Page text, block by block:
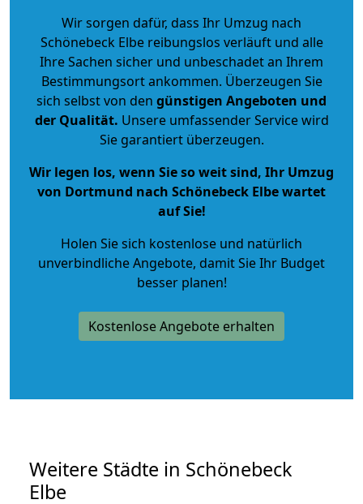
Wir sorgen dafür, dass Ihr Umzug nach
Schönebeck Elbe reibungslos verläuft und alle
Ihre Sachen sicher und unbeschadet an Ihrem
Bestimmungsort ankommen. Überzeugen Sie
sich selbst von den günstigen Angeboten und
der Qualität. Unsere umfassender Service wird
Sie garantiert überzeugen.
Wir legen los, wenn Sie so weit sind, Ihr Umzug
von Dortmund nach Schönebeck Elbe wartet
auf Sie!
Holen Sie sich kostenlose und natürlich
unverbindliche Angebote, damit Sie Ihr Budget
besser planen!
Kostenlose Angebote erhalten
Weitere Städte in Schönebeck
Elbe